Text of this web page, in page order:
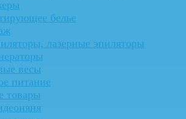
белье
лазерные эпиляторы
весы
питание
товары